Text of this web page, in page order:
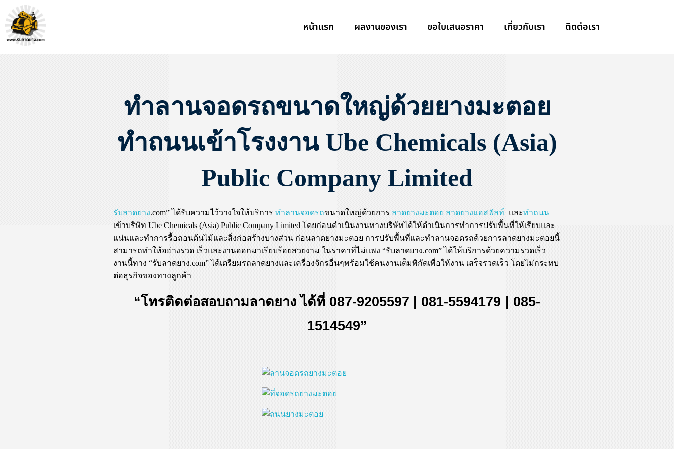
หน้าแรก ผลงานของเรา ขอใบเสนอราคา เกี่ยวกับเรา ติดต่อเรา
ทำลานจอดรถขนาดใหญ่ด้วยยางมะตอย
ทำถนนเข้าโรงงาน Ube Chemicals (Asia)
Public Company Limited
รับลาดยาง.com” ได้รับความไว้วางใจให้บริการทำลานจอดรถขนาดใหญ่ด้วยการ ลาดยางมะตอย ลาดยางแอสฟัลท์ และทำถนน
เข้าบริษัท Ube Chemicals (Asia) Public Company Limited โดยก่อนดำเนินงานทางบริษัทได้ให้ดำเนินการทำการปรับพื้นที่ให้เรียบและ
แน่นและทำการรื้อถอนต้นไม้และสิ่งก่อสร้างบางส่วน ก่อนลาดยางมะตอย การปรับพื้นที่และทำลานจอดรถด้วยการลาดยางมะตอยนี้
สามารถทำให้อย่างรวด เร็วและงานออกมาเรียบร้อยสวยงาม ในราคาที่ไม่แพง “รับลาดยาง.com” ได้ให้บริการด้วยความรวดเร็ว
งานนี้ทาง “รับลาดยาง.com” ได้เตรียมรถลาดยางและเครื่องจักรอื่นๆพร้อมใช้คนงานเต็มพิกัดเพื่อให้งาน เสร็จรวดเร็ว โดยไม่กระทบ
ต่อธุรกิจของทางลูกค้า
“โทรติดต่อสอบถามลาดยาง ได้ที่ 087-9205597 | 081-5594179 | 085-
1514549”